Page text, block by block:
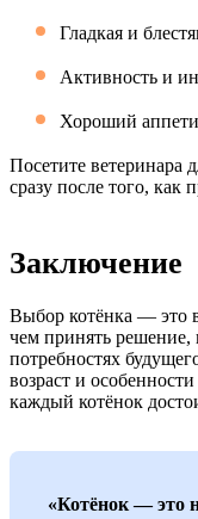
Гладкая и
Активность и
Хороший
Посетите ветеринара
сразу после того, как
Заключение
Выбор котёнка — это
чем принять решение,
потребностях
возраст и
каждый котёнок
«Котёнок — это